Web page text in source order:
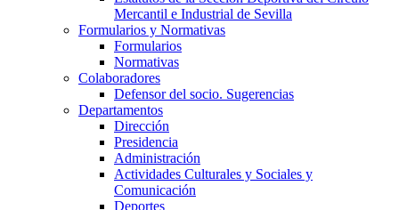
Mercantil e Industrial de Sevilla
Formularios y Normativas
Formularios
Normativas
Colaboradores
Defensor del socio. Sugerencias
Departamentos
Dirección
Presidencia
Administración
Actividades Culturales y Sociales y
Comunicación
Deportes